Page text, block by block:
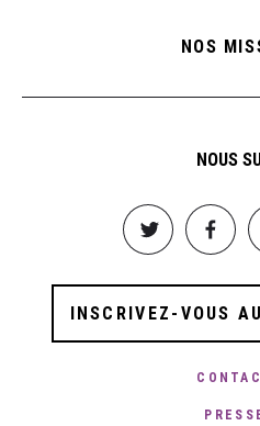
NOS
NOUS
Image Image
INSCRIVEZ-VOUS